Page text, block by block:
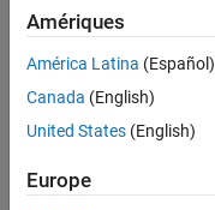
Amériques
América Latina (Español)
Canada (English)
United States (English)
Europe